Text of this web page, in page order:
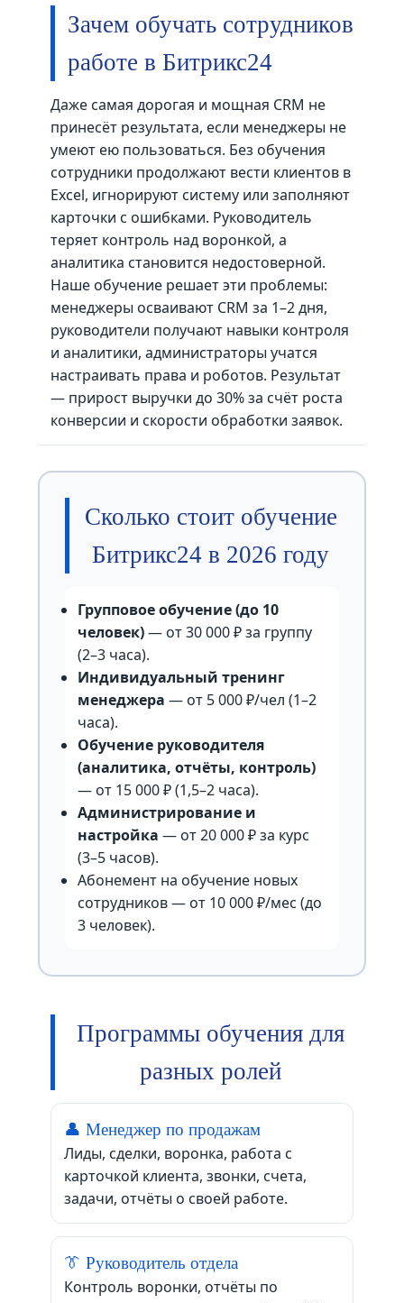
Зачем обучать сотрудников
работе в Битрикс24
Даже самая дорогая и мощная CRM не
принесёт результата, если менеджеры не
умеют ею пользоваться. Без обучения
сотрудники продолжают вести клиентов в
Excel, игнорируют систему или заполняют
карточки с ошибками. Руководитель
теряет контроль над воронкой, а
аналитика становится недостоверной.
Наше обучение решает эти проблемы:
менеджеры осваивают CRM за 1–2 дня,
руководители получают навыки контроля
и аналитики, администраторы учатся
настраивать права и роботов. Результат
— прирост выручки до 30% за счёт роста
конверсии и скорости обработки заявок.
Сколько стоит обучение
Битрикс24 в 2026 году
Групповое обучение (до 10
человек)— от 30 000 ₽ за группу
(2–3 часа).
Индивидуальный тренинг
менеджера — от 5 000 ₽/чел (1–2
часа).
Обучение руководителя
(аналитика, отчёты, контроль)
— от 15 000 ₽ (1,5–2 часа).
Администрирование и
настройка — от 20 000 ₽ за курс
(3–5 часов).
Абонемент на обучение новых
сотрудников — от 10 000 ₽/мес (до
3 человек).
Программы обучения для
разных ролей
👤 Менеджер по продажам
Лиды, сделки, воронка, работа с
карточкой клиента, звонки, счета,
задачи, отчёты о своей работе.
👔 Руководитель отдела
Контроль воронки, отчёты по